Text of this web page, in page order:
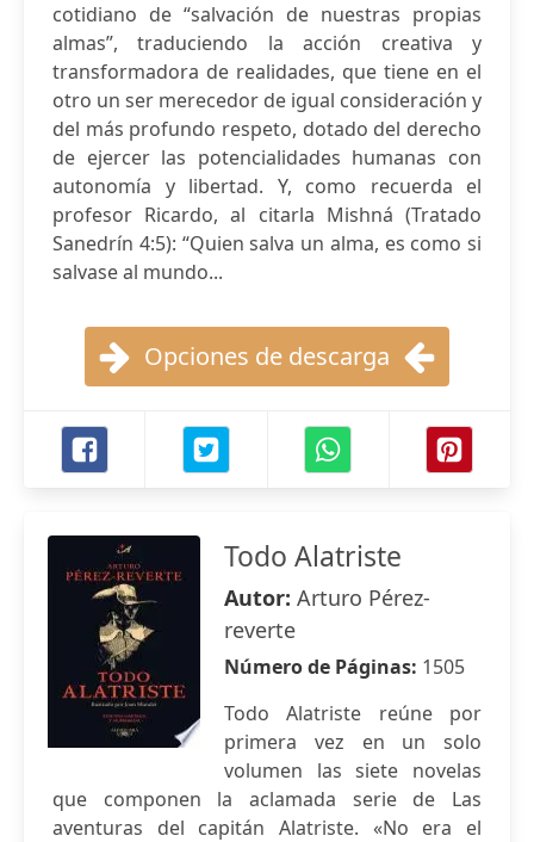
cotidiano de “salvación de nuestras propias
almas”, traduciendo la acción creativa y
transformadora de realidades, que tiene en el
otro un ser merecedor de igual consideración y
del más profundo respeto, dotado del derecho
de ejercer las potencialidades humanas con
autonomía y libertad. Y, como recuerda el
profesor Ricardo, al citarla Mishná (Tratado
Sanedrín 4:5): “Quien salva un alma, es como si
salvase al mundo...
Opciones de descarga
Todo Alatriste
Autor: Arturo Pérez-
reverte
Número de Páginas: 1505
Todo Alatriste reúne por
primera vez en un solo
volumen las siete novelas
que componen la aclamada serie de Las
aventuras del capitán Alatriste. «No era el